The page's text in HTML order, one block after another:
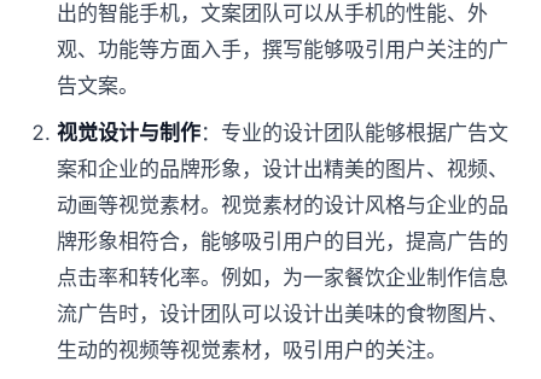
出的智能手机，文案团队可以从手机的性能、外
观、功能等方面入手，撰写能够吸引用户关注的广
告文案。
视觉设计与制作：专业的设计团队能够根据广告文
案和企业的品牌形象，设计出精美的图片、视频、
动画等视觉素材。视觉素材的设计风格与企业的品
牌形象相符合，能够吸引用户的目光，提高广告的
点击率和转化率。例如，为一家餐饮企业制作信息
流广告时，设计团队可以设计出美味的食物图片、
生动的视频等视觉素材，吸引用户的关注。